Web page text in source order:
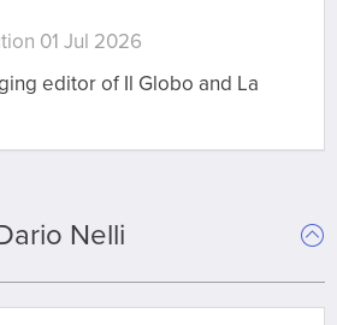
01 Jul 2026
editor of Il Globo and La
Nelli